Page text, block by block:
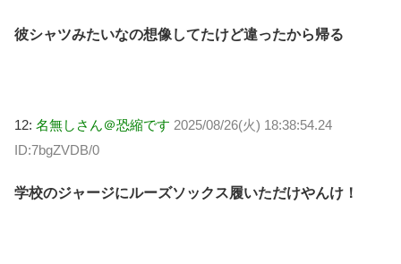
彼シャツみたいなの想像してたけど違ったから帰る
12: 名無しさん＠恐縮です 2025/08/26(火) 18:38:54.24
ID:7bgZVDB/0
学校のジャージにルーズソックス履いただけやんけ！